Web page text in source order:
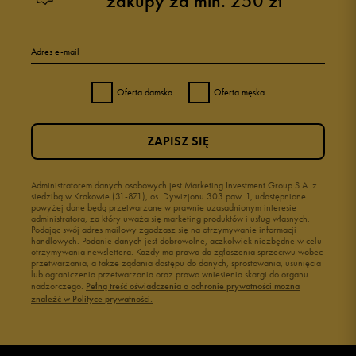
Adres e-mail
Oferta damska Oferta męska
Administratorem danych osobowych jest Marketing Investment Group S.A. z
siedzibą w Krakowie (31-871), os. Dywizjonu 303 paw. 1, udostępnione
powyżej dane będą przetwarzane w prawnie uzasadnionym interesie
administratora, za który uważa się marketing produktów i usług własnych.
Podając swój adres mailowy zgadzasz się na otrzymywanie informacji
handlowych. Podanie danych jest dobrowolne, aczkolwiek niezbędne w celu
otrzymywania newslettera. Każdy ma prawo do zgłoszenia sprzeciwu wobec
przetwarzania, a także żądania dostępu do danych, sprostowania, usunięcia
lub ograniczenia przetwarzania oraz prawo wniesienia skargi do organu
nadzorczego. Pełną treść oświadczenia o ochronie prywatności można
znaleźć w Polityce prywatności.
ZAPISZ SIĘ